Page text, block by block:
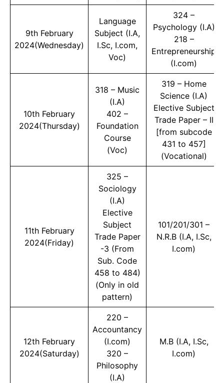
9th February
2024(Wednesday)
Language
Subject (I.A,
I.Sc, I.com,
Voc)
324 –
Psychology (I.A)
218 –
Entrepreneurship
(I.com)
10th February
2024(Thursday)
318 – Music
(I.A)
402 –
Foundation
Course
(Voc)
319 – Home
Science (I.A)
Elective Subject
Trade Paper – II
[from subcode
431 to 457]
(Vocational)
11th February
2024(Friday)
325 –
Sociology
(I.A)
Elective
Subject
Trade Paper
-3 (From
Sub. Code
458 to 484)
(Only in old
pattern)
101/201/301 –
N.R.B (I.A, I.Sc,
I.com)
12th February
2024(Saturday)
220 –
Accountancy
(I.com)
320 –
Philosophy
(I.A)
M.B (I.A, I.Sc,
I.com)